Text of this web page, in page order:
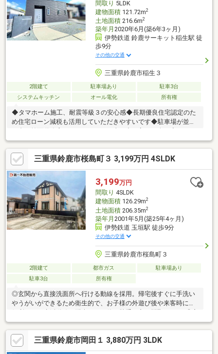
間取り 5LDK
建物面積121.72m2
土地面積216.6m2
築年月 2020年6月(築6年3ヶ月)
伊勢鉄道 鈴鹿サーキット稲生駅 徒
歩9分
その他の交通
三重県鈴鹿市稲生３
2階建て 駐車場あり
駐車3台
システムキッチン
オール電化 所有権
◆タマホーム施工、耐震等級３の安心感◆長期優良住宅認定のた
め住宅ローン減税も活用していただきやすいです◆駐車場が並列
ムキッチンと広々としたリビングがお好きな方はおすすめです◆
壁紙など、一部は２０２５年～２０２６年にかけてリフォーム済
み◆稲生小学校まで信号無しで徒歩五分の安心感◆間接照明、エ
アコンそのまま使用可能な綺麗な中古戸建◆中庭スペースと大き
な窓で、広日としたリビングはより落ち着ける空間に◆学童が近
くにあるため、おこさまがいらっしゃるご家族にとってはより安
心の立地◆おうちの北側にあるスーパーも近く徒歩圏内
三重県鈴鹿市桜島町３ 3,199万円 4SLDK
3,199万円
間取り 4SLDK
建物面積126.29m2
土地面積206.35m2
築年月 2001年5月(築25年4ヶ月)
伊勢鉄道 玉垣駅 徒歩9分
その他の交通
三重県鈴鹿市桜島町３
2階建て 都市ガス
駐車場あり
駐車3台
所有権
◎玄関から直接洗面所へ行ける動線を採用。帰宅後すぐに手洗い
やうがいができるため衛生的で、お子様の外遊び後や来客時にも
関から直接2階へ上がれる動線を採用。来客時やご家族の生活リズ
ムが異なる場合でも、リビングを通らずにお部屋へ移動でき、プ
ライバシーを保ちながら快適に暮らせます♪◎リビングと続き間の
洋室は、扉を開ければ一体の広々空間として利用可能。家族が集
三重県鈴鹿市岡田１ 3,880万円 3LDK